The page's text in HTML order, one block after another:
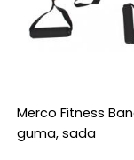
Merco Fitness
guma, sada